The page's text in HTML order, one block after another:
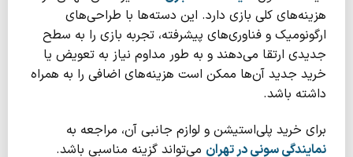
هزینه‌های کلی بازی دارد. این دسته‌ها با طراحی‌های
ارگونومیک و فناوری‌های پیشرفته، تجربه بازی را به سطح
جدیدی ارتقا می‌دهند و به طور مداوم نیاز به تعویض یا
خرید جدید آن‌ها ممکن است هزینه‌های اضافی را به همراه
داشته باشد.
برای خرید پلی‌استیشن و لوازم جانبی آن، مراجعه به
نمایندگی سونی در تهران می‌تواند گزینه مناسبی باشد.